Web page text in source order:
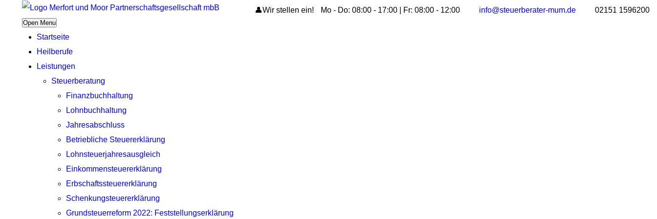
👤Wir stellen ein! Mo - Do: 08:00 - 17:00 | Fr: 08:00 - 12:00 info@steuerberater-mum.de 02151 1596200
Open Menu
Startseite
Heilberufe
Leistungen
Steuerberatung
Finanzbuchhaltung
Lohnbuchhaltung
Jahresabschluss
Betriebliche Steuererklärung
Lohnsteuerjahresausgleich
Einkommensteuererklärung
Erbschaftssteuererklärung
Schenkungsteuererklärung
Grundsteuerreform 2022: Feststellungserklärung